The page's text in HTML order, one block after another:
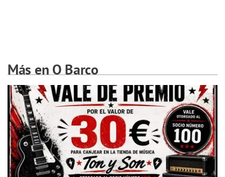
Más en O Barco